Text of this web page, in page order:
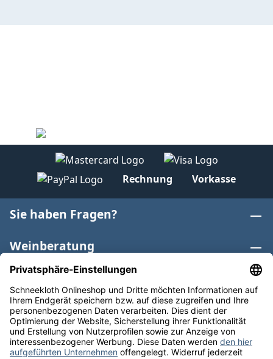
Rechnung Vorkasse
Sie haben Fragen?
Weinberatung
Informationen
Weinkategorien
Internationaler Wein